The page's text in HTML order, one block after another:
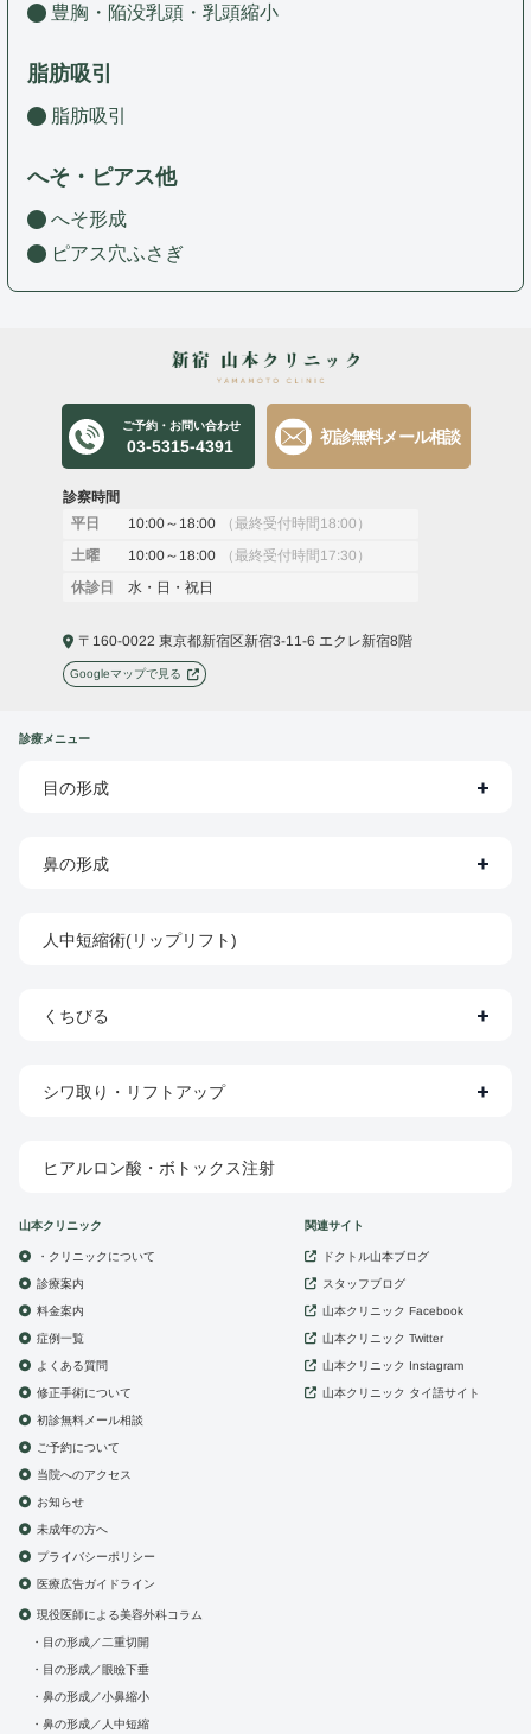
豊胸・陥没乳頭・乳頭縮小
脂肪吸引
脂肪吸引
へそ・ピアス他
へそ形成
ピアス穴ふさぎ
ご予約・お問い合わせ
03-5315-4391
初診無料メール相談
診察時間
平日 10:00～18:00 （最終受付時間18:00）
土曜 10:00～18:00 （最終受付時間17:30）
休診日 水・日・祝日
〒160-0022 東京都新宿区新宿3-11-6 エクレ新宿8階
Googleマップで見る
診療メニュー
目の形成
鼻の形成
人中短縮術(リップリフト)
くちびる
シワ取り・リフトアップ
ヒアルロン酸・ボトックス注射
山本クリニック
・クリニックについて
診療案内
料金案内
症例一覧
よくある質問
修正手術について
初診無料メール相談
ご予約について
当院へのアクセス
お知らせ
未成年の方へ
プライバシーポリシー
医療広告ガイドライン
現役医師による美容外科コラム
目の形成／二重切開
目の形成／眼瞼下垂
鼻の形成／小鼻縮小
鼻の形成／人中短縮
関連サイト
ドクトル山本ブログ
スタッフブログ
山本クリニック Facebook
山本クリニック Twitter
山本クリニック Instagram
山本クリニック タイ語サイト